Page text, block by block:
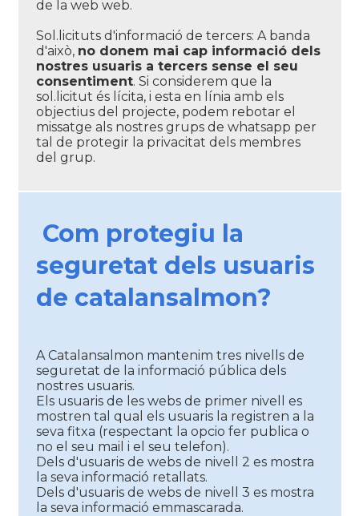
de la web web.
Sol.licituts d'informació de tercers: A banda
d'això, no donem mai cap informació dels
nostres usuaris a tercers sense el seu
consentiment. Si considerem que la
sol.licitut és lícita, i esta en línia amb els
objectius del projecte, podem rebotar el
missatge als nostres grups de whatsapp per
tal de protegir la privacitat dels membres
del grup.
Com protegiu la
seguretat dels usuaris
de catalansalmon?
A Catalansalmon mantenim tres nivells de
seguretat de la informació pública dels
nostres usuaris.
Els usuaris de les webs de primer nivell es
mostren tal qual els usuaris la registren a la
seva fitxa (respectant la opcio fer publica o
no el seu mail i el seu telefon).
Dels d'usuaris de webs de nivell 2 es mostra
la seva informació retallats.
Dels d'usuaris de webs de nivell 3 es mostra
la seva informació emmascarada.